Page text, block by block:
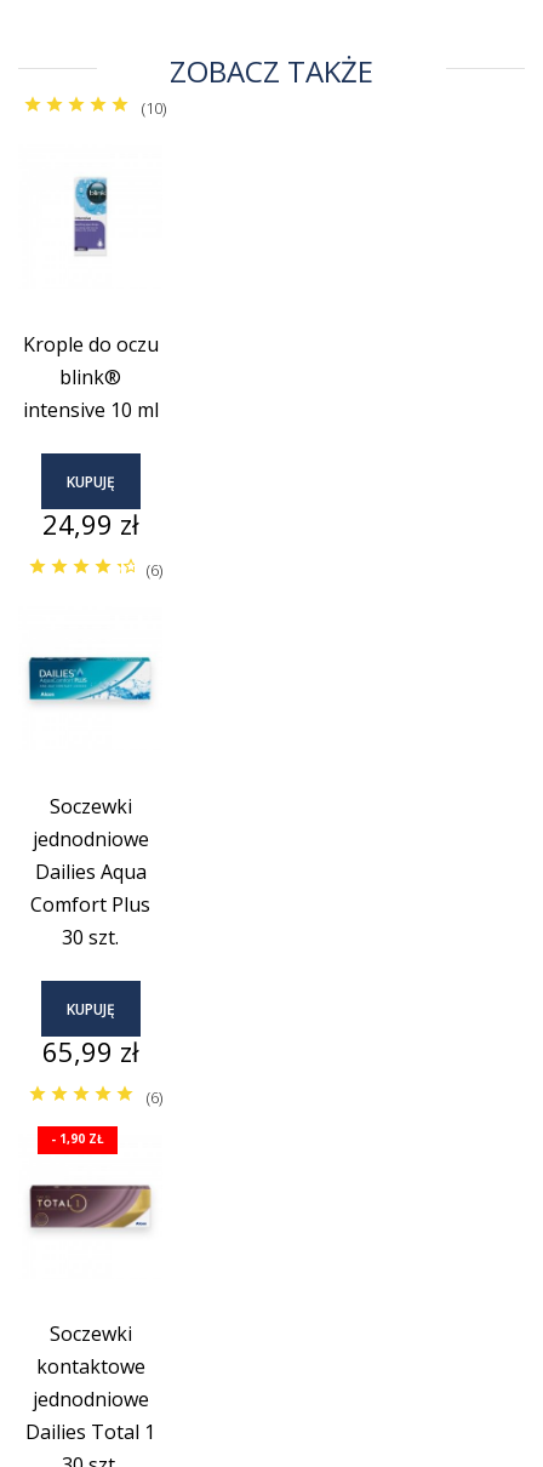
ZOBACZ TAKŻE
(10)
Krople do oczu
blink®
intensive 10 ml
KUPUJĘ
Cena
24,99 zł
(6)
Soczewki
jednodniowe
Dailies Aqua
Comfort Plus
30 szt.
KUPUJĘ
Cena
65,99 zł
(6)
Soczewki
kontaktowe
jednodniowe
Dailies Total 1
- 1,90 ZŁ